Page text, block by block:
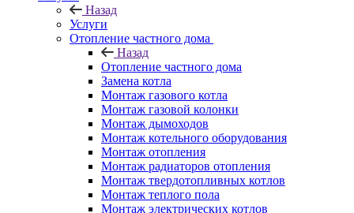
Назад
Услуги
Отопление частного дома
Назад
Отопление частного дома
Замена котла
Монтаж газового котла
Монтаж газовой колонки
Монтаж дымоходов
Монтаж котельного оборудования
Монтаж отопления
Монтаж радиаторов отопления
Монтаж твердотопливных котлов
Монтаж теплого пола
Монтаж электрических котлов